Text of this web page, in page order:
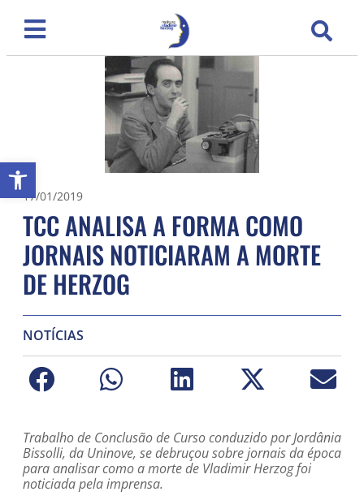
Abrir a barra de ferramentas
17/01/2019
TCC ANALISA A FORMA COMO
JORNAIS NOTICIARAM A MORTE
DE HERZOG
NOTÍCIAS
Trabalho de Conclusão de Curso conduzido por Jordânia
Bissolli, da Uninove, se debruçou sobre jornais da época
para analisar como a morte de Vladimir Herzog foi
noticiada pela imprensa.